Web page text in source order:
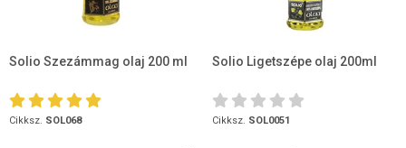
Solio Szezámmag olaj 200 ml
Cikksz. SOL068
Solio Ligetszépe olaj 200ml
Cikksz. SOL0051